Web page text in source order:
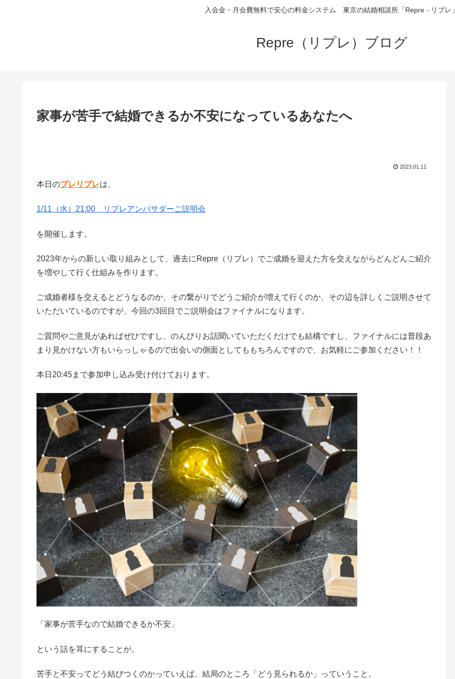
入会金・月会費無料で安心の料金システム 東京の結婚相談所「Repre - リプレ」
Repre（リプレ）ブログ
家事が苦手で結婚できるか不安になっているあなたへ
2023.01.11
本日のプレリプレは、
1/11（水）21:00 リプレアンバサダーご説明会
を開催します。
2023年からの新しい取り組みとして、過去にRepre（リプレ）でご成婚を迎えた方を交えながらどんどんご紹介
を増やして行く仕組みを作ります。
ご成婚者様を交えるとどうなるのか、その繋がりでどうご紹介が増えて行くのか、その辺を詳しくご説明させて
いただいているのですが、今回の3回目でご説明会はファイナルになります。
ご質問やご意見があればぜひですし、のんびりお話聞いていただくだけでも結構ですし、ファイナルには普段あ
まり見かけない方もいらっしゃるので出会いの側面としてももちろんですので、お気軽にご参加ください！！
本日20:45まで参加申し込み受け付けております。
「家事が苦手なので結婚できるか不安」
という話を耳にすることが。
苦手と不安ってどう結びつくのかっていえば、結局のところ「どう見られるか」っていうこと。